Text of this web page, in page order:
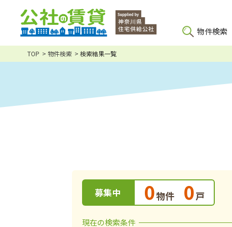
物件検索
TOP 物件検索 検索結果一覧
募集中 0物件 0戸
現在の検索条件